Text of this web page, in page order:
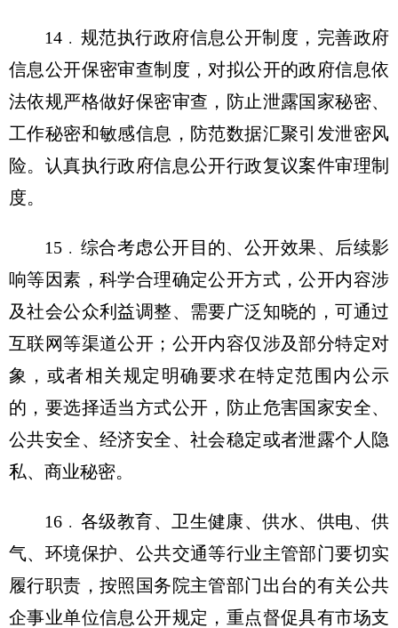
14﹒规范执行政府信息公开制度，完善政府
信息公开保密审查制度，对拟公开的政府信息依
法依规严格做好保密审查，防止泄露国家秘密、
工作秘密和敏感信息，防范数据汇聚引发泄密风
险。认真执行政府信息公开行政复议案件审理制
度。
15﹒综合考虑公开目的、公开效果、后续影
响等因素，科学合理确定公开方式，公开内容涉
及社会公众利益调整、需要广泛知晓的，可通过
互联网等渠道公开；公开内容仅涉及部分特定对
象，或者相关规定明确要求在特定范围内公示
的，要选择适当方式公开，防止危害国家安全、
公共安全、经济安全、社会稳定或者泄露个人隐
私、商业秘密。
16﹒各级教育、卫生健康、供水、供电、供
气、环境保护、公共交通等行业主管部门要切实
履行职责，按照国务院主管部门出台的有关公共
企事业单位信息公开规定，重点督促具有市场支